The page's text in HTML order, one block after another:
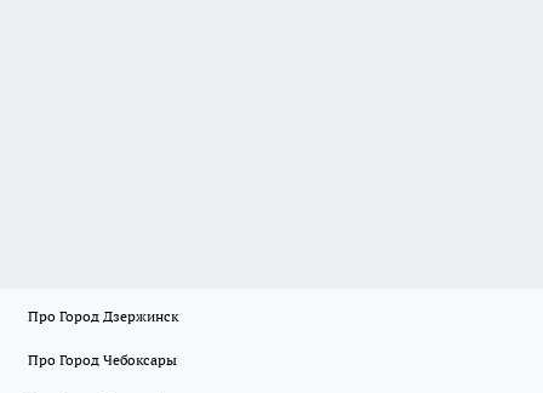
Про Город Дзержинск
Про Город Чебоксары